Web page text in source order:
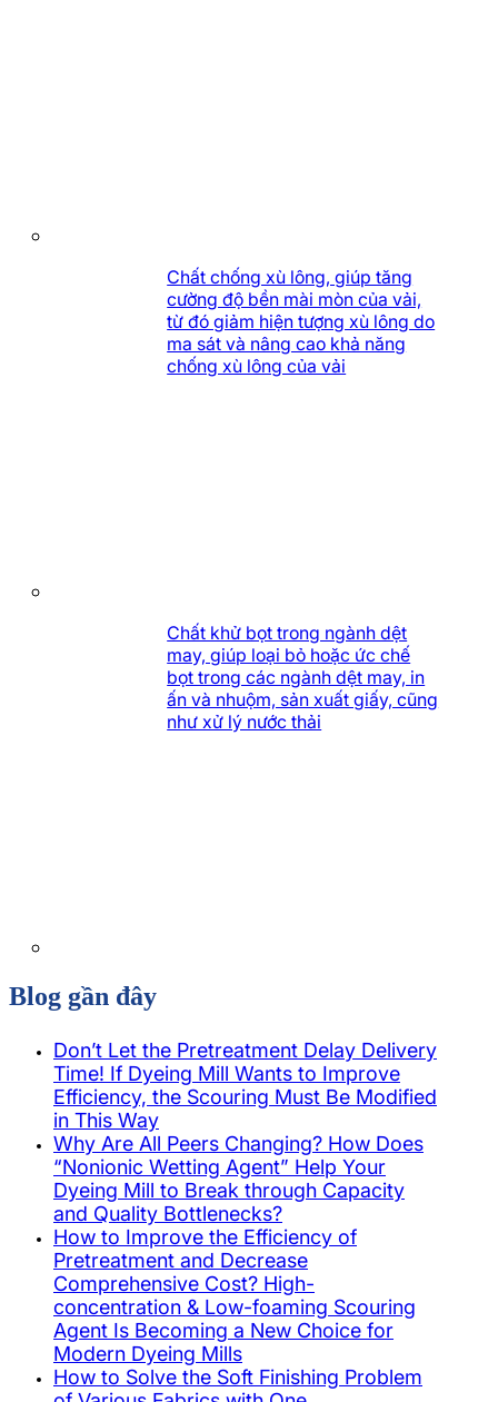
Chất chống xù lông, giúp tăng
cường độ bền mài mòn của vải,
từ đó giảm hiện tượng xù lông do
ma sát và nâng cao khả năng
chống xù lông của vải
Chất khử bọt trong ngành dệt
may, giúp loại bỏ hoặc ức chế
bọt trong các ngành dệt may, in
ấn và nhuộm, sản xuất giấy, cũng
như xử lý nước thải
Blog gần đây
Don’t Let the Pretreatment Delay Delivery
Time! If Dyeing Mill Wants to Improve
Efficiency, the Scouring Must Be Modified
in This Way
Why Are All Peers Changing? How Does
“Nonionic Wetting Agent” Help Your
Dyeing Mill to Break through Capacity
and Quality Bottlenecks?
How to Improve the Efficiency of
Pretreatment and Decrease
Comprehensive Cost? High-
concentration & Low-foaming Scouring
Agent Is Becoming a New Choice for
Modern Dyeing Mills
How to Solve the Soft Finishing Problem